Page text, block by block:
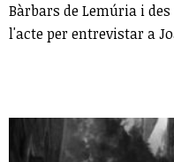
Bàrbars de Lemúria i
l'acte per entrevistar a